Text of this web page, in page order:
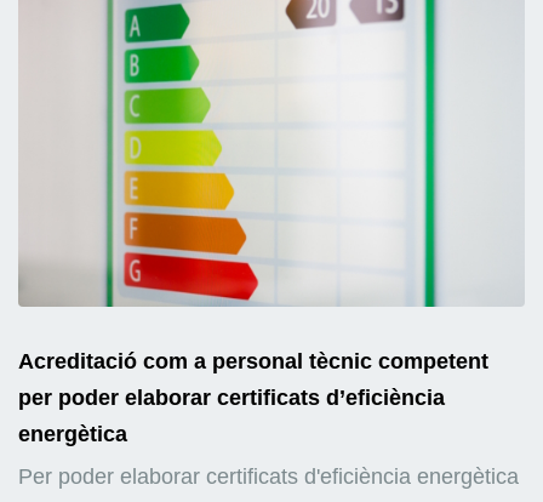
Acreditació com a personal tècnic competent
per poder elaborar certificats d’eficiència
energètica
Per poder elaborar certificats d'eficiència energètica